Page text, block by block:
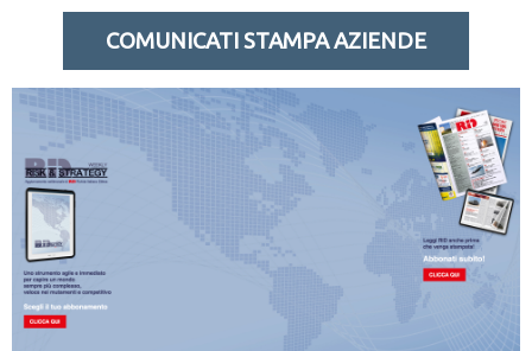
COMUNICATI STAMPA AZIENDE